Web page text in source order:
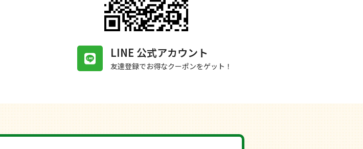
LINE 公式アカウント
友達登録でお得なクーポンをゲット！